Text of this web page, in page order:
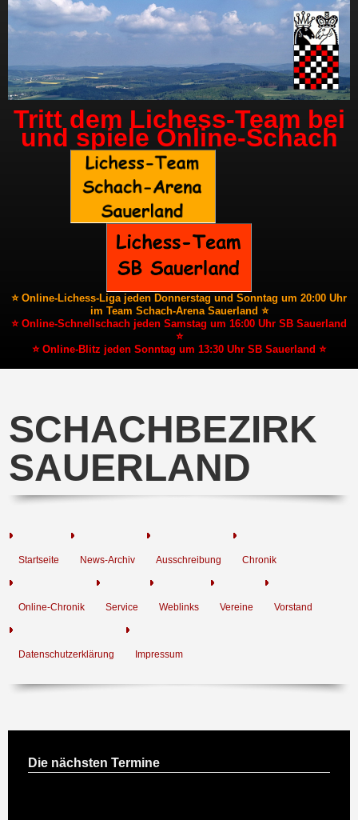
Tritt dem Lichess-Team bei
und spiele Online-Schach
⭐ Online-Lichess-Liga jeden Donnerstag und Sonntag um 20:00 Uhr
im Team Schach-Arena Sauerland ⭐
⭐ Online-Schnellschach jeden Samstag um 16:00 Uhr SB Sauerland
⭐
⭐ Online-Blitz jeden Sonntag um 13:30 Uhr SB Sauerland ⭐
SCHACHBEZIRK
SAUERLAND
Startseite News-Archiv Ausschreibung Chronik
Online-Chronik Service Weblinks Vereine Vorstand
Datenschutzerklärung Impressum
Die nächsten Termine